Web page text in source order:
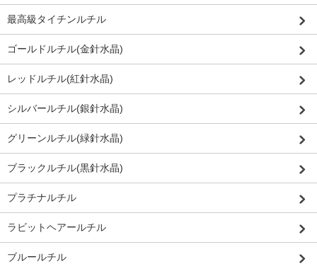
最高級タイチンルチル
ゴールドルチル(金針水晶)
レッドルチル(紅針水晶)
シルバールチル(銀針水晶)
グリーンルチル(緑針水晶)
ブラックルチル(黒針水晶)
プラチナルチル
ラビットヘアールチル
ブルールチル